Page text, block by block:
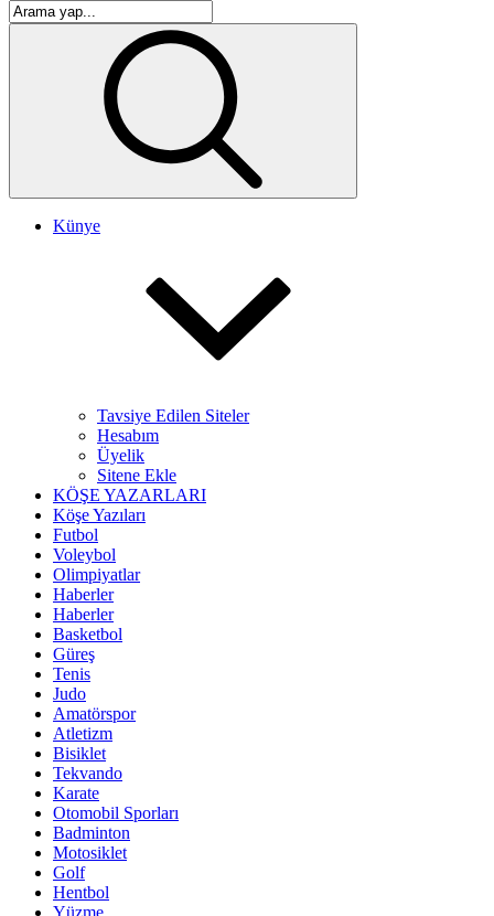
Künye
Tavsiye Edilen Siteler
Hesabım
Üyelik
Sitene Ekle
KÖŞE YAZARLARI
Köşe Yazıları
Futbol
Voleybol
Olimpiyatlar
Haberler
Haberler
Basketbol
Güreş
Tenis
Judo
Amatörspor
Atletizm
Bisiklet
Tekvando
Karate
Otomobil Sporları
Badminton
Motosiklet
Golf
Hentbol
Yüzme